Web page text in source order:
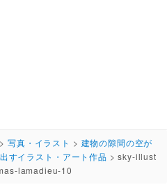
>写真・イラスト > 建物の隙間の空が
すイラスト・アート作品 >sky-illust
lamadieu-10